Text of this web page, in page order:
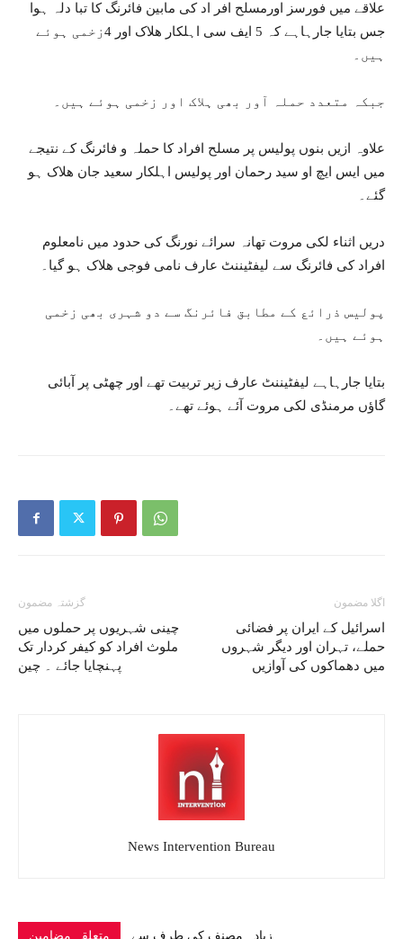
علاقے میں فورسز اورمسلح افر اد کی مابین فائرنگ کا تبا دلہ ہوا
جس بتایا جارہاہے کہ 5 ایف سی اہلکار ھلاک اور 4زخمی ہوئے
ہیں۔
جبکہ متعدد حملہ آور بھی ہلاک اور زخمی ہوئے ہیں۔
علاوہ ازیں بنوں پولیس پر مسلح افراد کا حملہ و فائرنگ کے نتیجے
میں ایس ایچ او سید رحمان اور پولیس اہلکار سعید جان ھلاک ہو
گئے۔
دریں اثناء لکی مروت تھانہ سرائے نورنگ کی حدود میں نامعلوم
افراد کی فائرنگ سے لیفٹیننٹ عارف نامی فوجی ھلاک ہو گیا۔
پولیس ذرائع کے مطابق فائرنگ سے دو شہری بھی زخمی
ہوئے ہیں۔
بتایا جارہاہے لیفٹیننٹ عارف زیر تربیت تھے اور چھٹی پر آبائی
گاؤں مرمنڈی لکی مروت آئے ہوئے تھے۔
گزشتہ مضمون
چینی شہریوں پر حملوں میں
ملوث افراد کو کیفر کردار تک
پہنچایا جائے ۔ چین
اگلا مضمون
اسرائیل کے ایران پر فضائی
حملے، تہران اور دیگر شہروں
میں دھماکوں کی آوازیں
News Intervention Bureau
متعلقہ مضامین زیادہ مصنف کی طرف سے